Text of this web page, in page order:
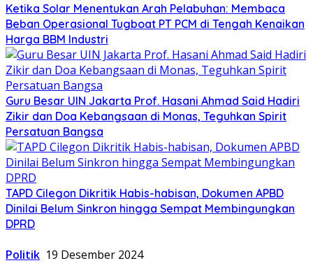
Ketika Solar Menentukan Arah Pelabuhan: Membaca
Beban Operasional Tugboat PT PCM di Tengah Kenaikan
Harga BBM Industri
Guru Besar UIN Jakarta Prof. Hasani Ahmad Said Hadiri
Zikir dan Doa Kebangsaan di Monas, Teguhkan Spirit
Persatuan Bangsa
TAPD Cilegon Dikritik Habis-habisan, Dokumen APBD
Dinilai Belum Sinkron hingga Sempat Membingungkan
DPRD
Politik 19 Desember 2024